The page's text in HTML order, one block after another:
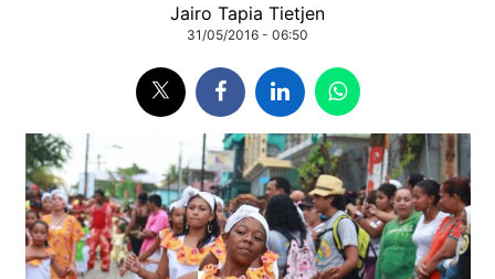
Jairo Tapia Tietjen
31/05/2016 - 06:50